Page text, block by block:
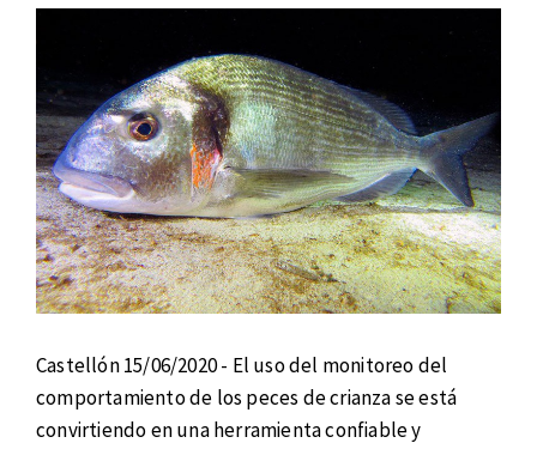
Castellón 15/06/2020 - El uso del monitoreo del
comportamiento de los peces de crianza se está
convirtiendo en una herramienta confiable y